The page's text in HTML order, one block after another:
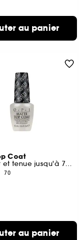
au panier
Coat
Effet mat et tenue jusqu'à 7 jours
70
au panier